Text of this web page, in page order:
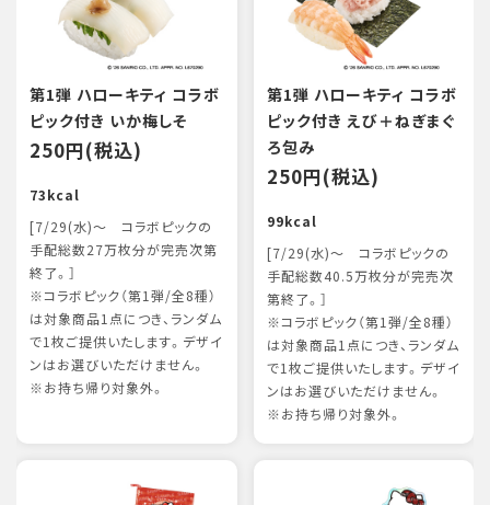
第1弾 ハローキティ コラボ
ピック付き いか梅しそ
250円(税込)
73kcal
[7/29(水)～ コラボピックの
手配総数27万枚分が完売次第
終了。］
※コラボピック（第1弾/全8種）
は対象商品1点につき、ランダム
で1枚ご提供いたします。デザイ
ンはお選びいただけません。
※お持ち帰り対象外。
第1弾 ハローキティ コラボ
ピック付き えび＋ねぎまぐ
ろ包み
250円(税込)
99kcal
[7/29(水)～ コラボピックの
手配総数40.5万枚分が完売次
第終了。］
※コラボピック（第1弾/全8種）
は対象商品1点につき、ランダム
で1枚ご提供いたします。デザイ
ンはお選びいただけません。
※お持ち帰り対象外。